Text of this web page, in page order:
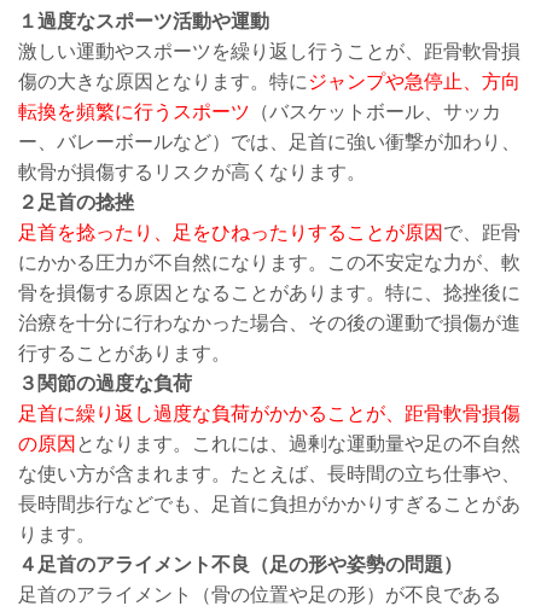
１過度なスポーツ活動や運動
激しい運動やスポーツを繰り返し行うことが、距骨軟骨損
傷の大きな原因となります。特に ジャンプや急停止、方向
転換を頻繁に行うスポーツ （バスケットボール、サッカ
ー、バレーボールなど）では、足首に強い衝撃が加わり、
軟骨が損傷するリスクが高くなります。
２足首の捻挫
足首を捻ったり、足をひねったりすることが原因 で、距骨
にかかる圧力が不自然になります。この不安定な力が、軟
骨を損傷する原因となることがあります。特に、捻挫後に
治療を十分に行わなかった場合、その後の運動で損傷が進
行することがあります。
３関節の過度な負荷
足首に繰り返し過度な負荷がかかることが、距骨軟骨損傷
の原因 となります。これには、過剰な運動量や足の不自然
な使い方が含まれます。たとえば、長時間の立ち仕事や、
長時間歩行などでも、足首に負担がかかりすぎることがあ
ります。
４足首のアライメント不良（足の形や姿勢の問題）
足首のアライメント（骨の位置や足の形）が不良である